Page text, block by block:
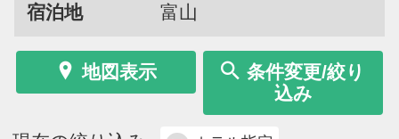
宿泊地
富山
地図表示
条件変更/絞り
込み